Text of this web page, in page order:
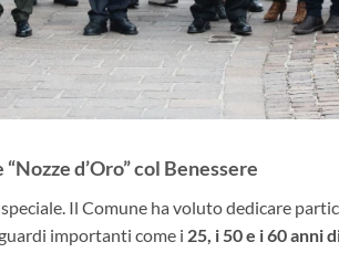
d’Oro” col Benessere
Il Comune ha voluto dedicare
importanti come i 25, i 50 e i 60 anni